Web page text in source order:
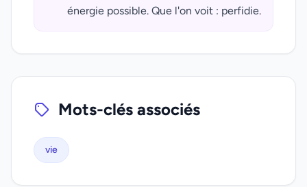
énergie possible. Que l'on voit : perfidie.
Mots-clés associés
vie